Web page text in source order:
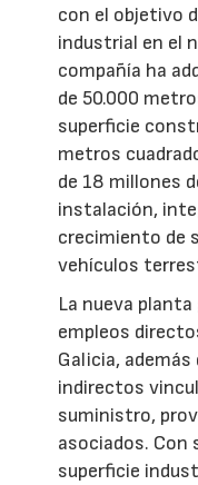
con el objetivo
industrial en el
compañía ha
de 50.000
superficie
metros
de 18 millones
instalación,
crecimiento de
vehículos
La nueva
empleos
Galicia,
indirectos
suministro,
asociados. Con
superficie